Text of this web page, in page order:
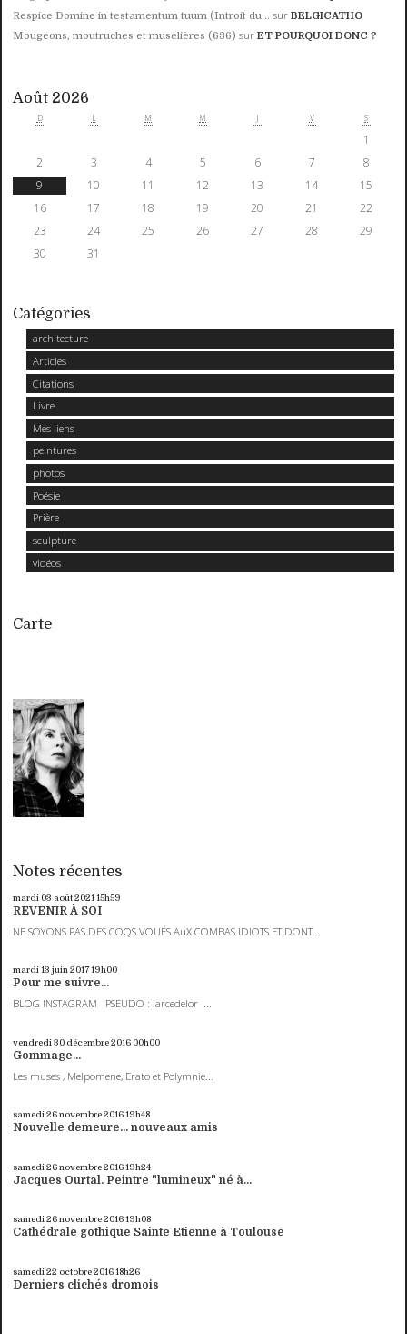
Respice Domine in testamentum tuum (Introit du... surBELGICATHO
Mougeons, moutruches et muselières (636) surET POURQUOI DONC ?
Août 2026
D L M M V S
1
2
3 4 5 6 7
8
9
10 11 12 13 14
15
16
17 18 19 20 21
22
23
24 25 26 27 28
29
30
31
Catégories
architecture
Articles
Citations
Livre
Mes liens
peintures
photos
Poésie
Prière
sculpture
vidéos
Carte
Notes récentes
mardi 03 août 2021 15h59
REVENIR À SOI
NE SOYONS PAS DES COQS VOUÉS AuX COMBAS IDIOTS ET DONT...
mardi 13 juin 201719h00
Pour me suivre...
BLOG INSTAGRAM PSEUDO : larcedelor ...
vendredi 30 décembre 2016 00h00
Gommage...
Les muses , Melpomene, Erato et Polymnie...
samedi 26novembre 201619h48
Nouvelle demeure... nouveaux amis
samedi 26novembre 201619h24
Jacques Ourtal. Peintre "lumineux" né à...
samedi 26novembre 201619h08
Cathédrale gothique Sainte Etienne à Toulouse
samedi 22 octobre 201618h26
Derniers clichés dromois